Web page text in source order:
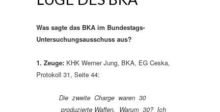
Was sagte das BKA im Bundestags-
Untersuchungsausschuss aus?
1. Zeuge: KHK Werner Jung, BKA, EG Ceska,
Protokoll 31, Seite 44:
Die zweite Charge waren 30
produzierte Waffen. Warum 30? Ich